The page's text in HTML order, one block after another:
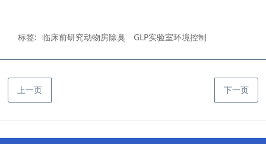
标签: 临床前研究动物房除臭 GLP实验室环境控制
上一页 下一页